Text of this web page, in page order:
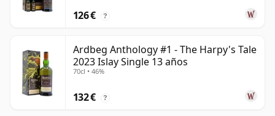
126 € ?
Ardbeg Anthology #1 - The Harpy's Tale
2023 Islay Single 13 años
70cl • 46%
132 € ?